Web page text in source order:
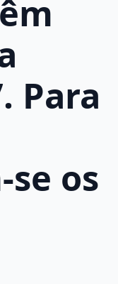
Para
os